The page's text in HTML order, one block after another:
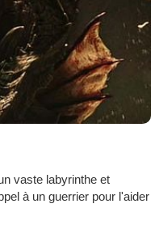
vaste labyrinthe et
à un guerrier pour l'aider